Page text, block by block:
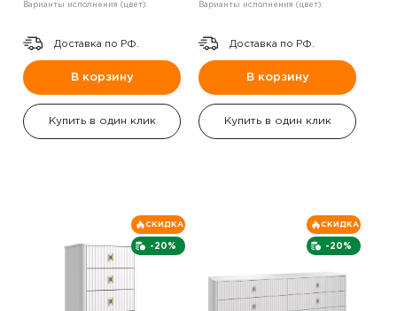
Варианты исполнения (цвет):
Доставка по РФ.
В корзину
Купить в один клик
Варианты исполнения (цвет):
Доставка по РФ.
В корзину
Купить в один клик
-20%
СКИДКА
-20%
СКИДКА